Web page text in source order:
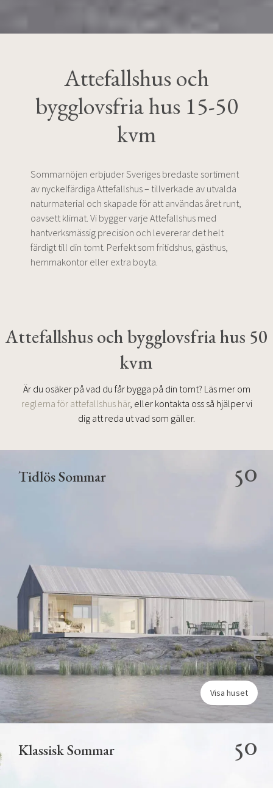
Attefallshus och
bygglovsfria hus15-50
kvm
Sommarnöjen erbjuder Sveriges bredaste sortiment
av nyckelfärdiga Attefallshus – tillverkade av utvalda
naturmaterial och skapade för att användas året runt,
oavsett klimat. Vi bygger varje Attefallshus med
hantverksmässig precision och levererar det helt
färdigt till din tomt. Perfekt som fritidshus, gästhus,
hemmakontor eller extra boyta.
Attefallshus och bygglovsfria hus 50
kvm
Är du osäker på vad du får bygga på din tomt? Läs mer om
reglerna för attefallshus här, eller kontakta oss så hjälper vi
dig att reda ut vad som gäller.
Tidlös Sommar 50
Visa huset
Klassisk Sommar 50